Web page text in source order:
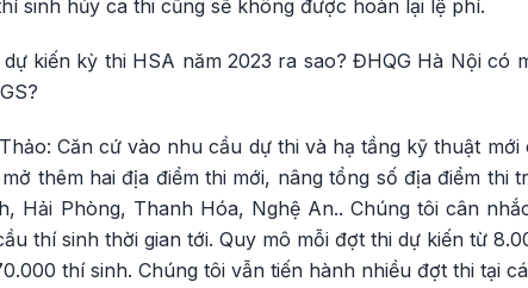
sinh hủy ca thi cũng sẽ không được hoàn lại lệ phí.
kiến kỳ thi HSA năm 2023 ra sao? ĐHQG Hà Nội có
Căn cứ vào nhu cầu dự thi và hạ tầng kỹ thuật
thêm hai địa điểm thi mới, nâng tổng số địa điểm thi
Hải Phòng, Thanh Hóa, Nghệ An.. Chúng tôi cân
thí sinh thời gian tới. Quy mô mỗi đợt thi dự kiến từ
thí sinh. Chúng tôi vẫn tiến hành nhiều đợt thi tại